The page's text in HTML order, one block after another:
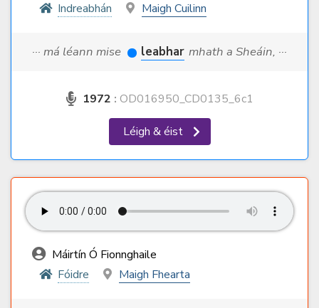
Indreabhán
Maigh Cuilinn
··· má léann mise leabhar mhath a Sheáin, ···
1972 : OD016950_CD0135_6c1
Léigh & éist
Máirtín Ó Fionnghaile
Fóidre
Maigh Fhearta